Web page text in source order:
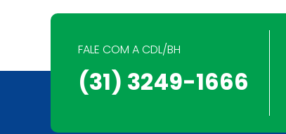
FALE COM A CDL/BH
(31) 3249-1666